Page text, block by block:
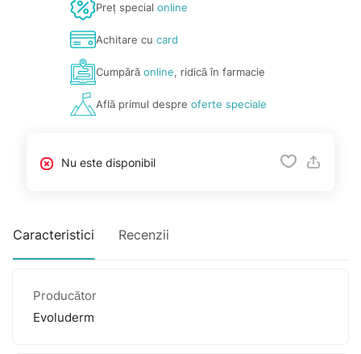
Preț special online
Achitare cu card
Cumpărăonline, ridică în farmacie
Află primul despre oferte speciale
Nu este disponibil
Caracteristici Recenzii
Producător
Evoluderm